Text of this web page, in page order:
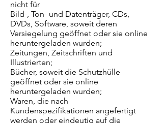
nicht für
Bild-, Ton- und Datenträger, CDs,
DVDs, Software, soweit deren
Versiegelung geöffnet oder sie online
heruntergeladen wurden;
Zeitungen, Zeitschriften und
Illustrierten;
Bücher, soweit die Schutzhülle
geöffnet oder sie online
heruntergeladen wurden;
Waren, die nach
Kundenspezifikationen angefertigt
werden oder eindeutig auf die